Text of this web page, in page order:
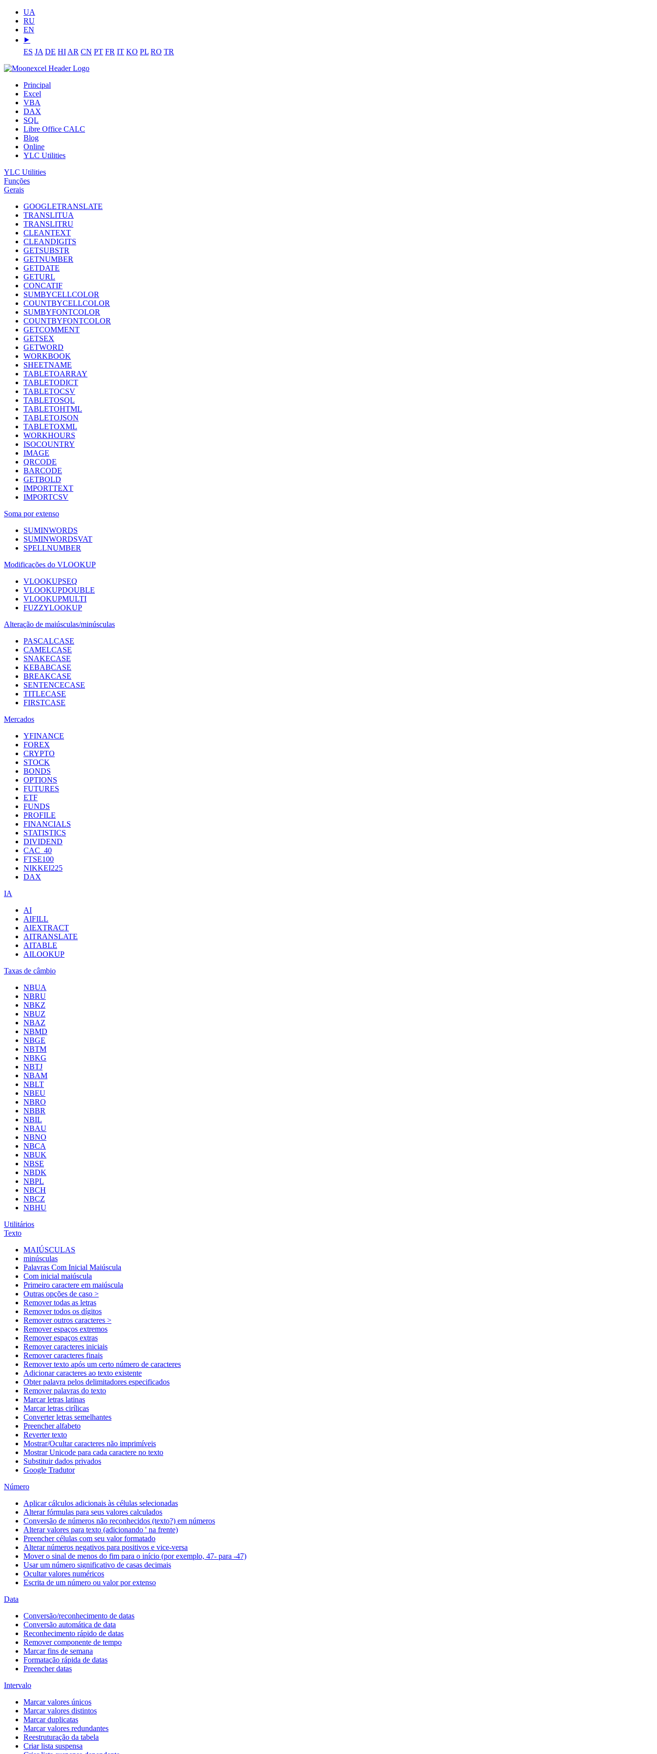
UA
RU
EN
⯈
ES JA DE HI AR CN PT FR IT KO PL RO TR
Principal
Excel
VBA
DAX
SQL
Libre Office CALC
Blog
Online
YLC Utilities
YLC Utilities
Funções
Gerais
GOOGLETRANSLATE
TRANSLITUA
TRANSLITRU
CLEANTEXT
CLEANDIGITS
GETSUBSTR
GETNUMBER
GETDATE
GETURL
CONCATIF
SUMBYCELLCOLOR
COUNTBYCELLCOLOR
SUMBYFONTCOLOR
COUNTBYFONTCOLOR
GETCOMMENT
GETSEX
GETWORD
WORKBOOK
SHEETNAME
TABLETOARRAY
TABLETODICT
TABLETOCSV
TABLETOSQL
TABLETOHTML
TABLETOJSON
TABLETOXML
WORKHOURS
ISOCOUNTRY
IMAGE
QRCODE
BARCODE
GETBOLD
IMPORTTEXT
IMPORTCSV
Soma por extenso
SUMINWORDS
SUMINWORDSVAT
SPELLNUMBER
Modificações do VLOOKUP
VLOOKUPSEQ
VLOOKUPDOUBLE
VLOOKUPMULTI
FUZZYLOOKUP
Alteração de maiúsculas/minúsculas
PASCALCASE
CAMELCASE
SNAKECASE
KEBABCASE
BREAKCASE
SENTENCECASE
TITLECASE
FIRSTCASE
Mercados
YFINANCE
FOREX
CRYPTO
STOCK
BONDS
OPTIONS
FUTURES
ETF
FUNDS
PROFILE
FINANCIALS
STATISTICS
DIVIDEND
CAC_40
FTSE100
NIKKEI225
DAX
IA
AI
AIFILL
AIEXTRACT
AITRANSLATE
AITABLE
AILOOKUP
Taxas de câmbio
NBUA
NBRU
NBKZ
NBUZ
NBAZ
NBMD
NBGE
NBTM
NBKG
NBTJ
NBAM
NBLT
NBEU
NBRO
NBBR
NBIL
NBAU
NBNO
NBCA
NBUK
NBSE
NBDK
NBPL
NBCH
NBCZ
NBHU
Utilitários
Texto
MAIÚSCULAS
minúsculas
Palavras Com Inicial Maiúscula
Com inicial maiúscula
Primeiro caractere em maiúscula
Outras opções de caso >
Remover todas as letras
Remover todos os dígitos
Remover outros caracteres >
Remover espaços extremos
Remover espaços extras
Remover caracteres iniciais
Remover caracteres finais
Remover texto após um certo número de caracteres
Adicionar caracteres ao texto existente
Obter palavra pelos delimitadores especificados
Remover palavras do texto
Marcar letras latinas
Marcar letras cirílicas
Converter letras semelhantes
Preencher alfabeto
Reverter texto
Mostrar/Ocultar caracteres não imprimíveis
Mostrar Unicode para cada caractere no texto
Substituir dados privados
Google Tradutor
Número
Aplicar cálculos adicionais às células selecionadas
Alterar fórmulas para seus valores calculados
Conversão de números não reconhecidos (texto?) em números
Alterar valores para texto (adicionando ' na frente)
Preencher células com seu valor formatado
Alterar números negativos para positivos e vice-versa
Mover o sinal de menos do fim para o início (por exemplo, 47- para -47)
Usar um número significativo de casas decimais
Ocultar valores numéricos
Escrita de um número ou valor por extenso
Data
Conversão/reconhecimento de datas
Conversão automática de data
Reconhecimento rápido de datas
Remover componente de tempo
Marcar fins de semana
Formatação rápida de datas
Preencher datas
Intervalo
Marcar valores únicos
Marcar valores distintos
Marcar duplicatas
Marcar valores redundantes
Reestruturação da tabela
Criar lista suspensa